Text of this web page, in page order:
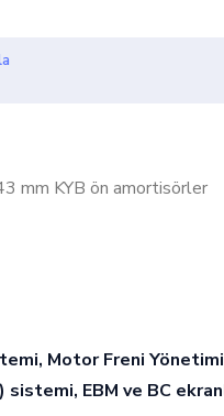
mm KYB ön amortisörler
Motor Freni
EBM ve BC